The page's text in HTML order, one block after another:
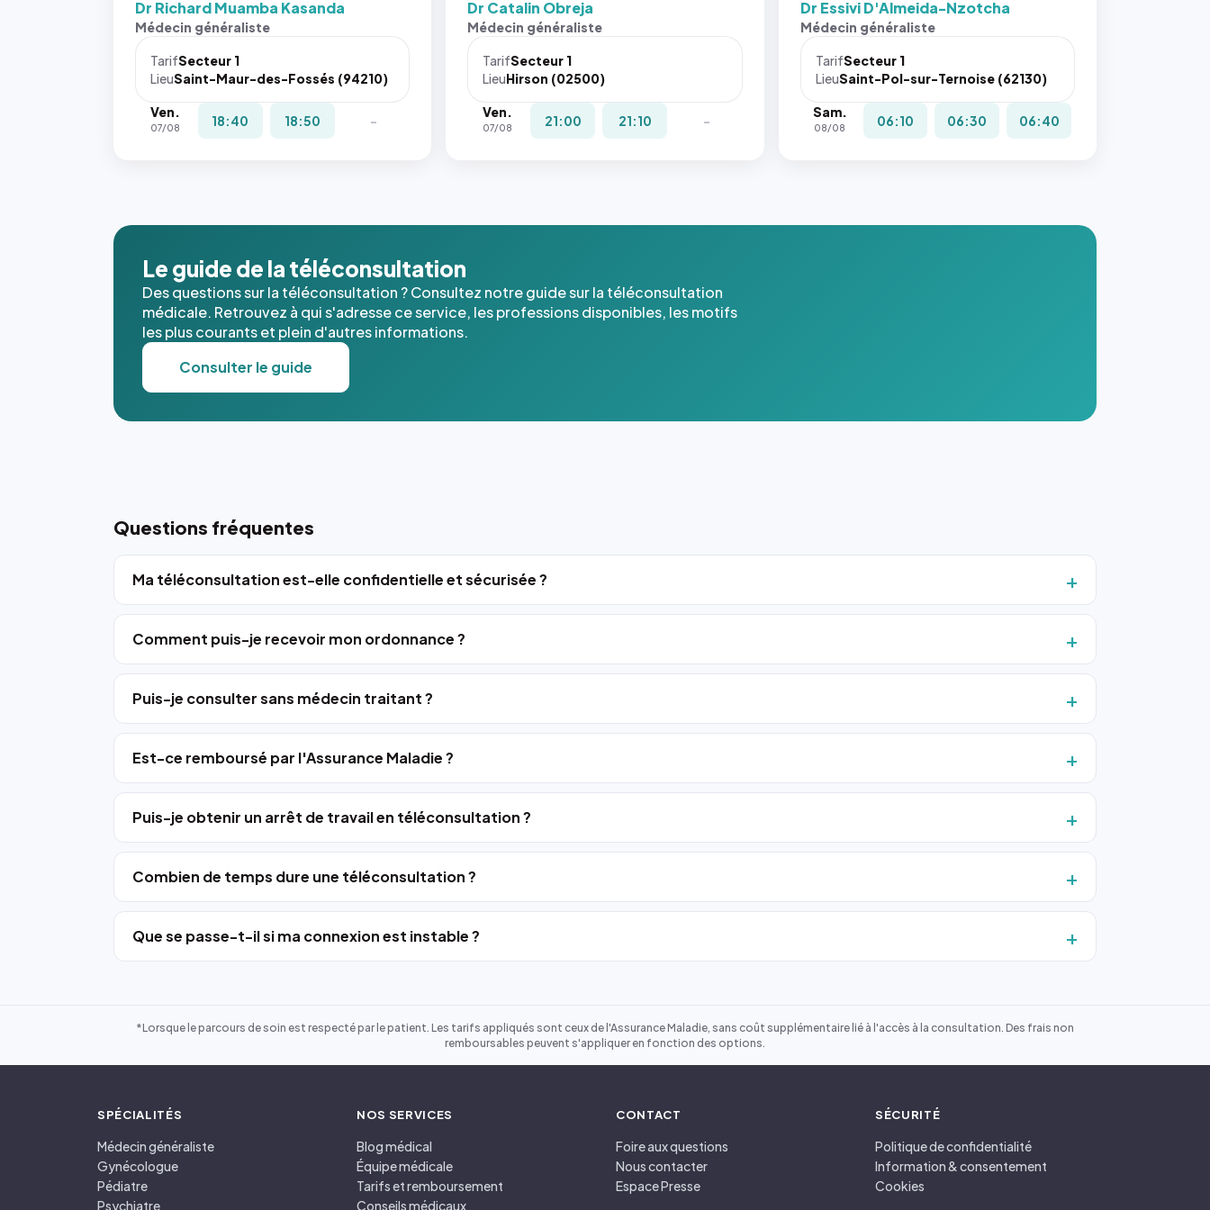
Sans ces
navigateur
pas la
place, et
l'annuaire
dans ce
cas. #}
Dr Richard Muamba Kasanda
Médecin généraliste
TarifSecteur 1
LieuSaint-Maur-des-Fossés (94210)
Ven.
07/08 18:40 18:50 -
Sans ces
navigateur
pas la
place, et
cas. #}
Dr Catalin Obreja
Médecin généraliste
TarifSecteur 1
LieuHirson (02500)
Ven.
07/08 21:00 21:10 -
Sans ces
navigateur
pas la
place, et
Dr Essivi D'Almeida-Nzotcha
Médecin généraliste
TarifSecteur 1
LieuSaint-Pol-sur-Ternoise (62130)
Sam.
08/08 06:10 06:30 06:40
Le guide de la téléconsultation
Des questions sur la téléconsultation ? Consultez notre guide sur la téléconsultation
médicale. Retrouvez à qui s'adresse ce service, les professions disponibles, les motifs
les plus courants et plein d'autres informations.
Consulter le guide
Questions fréquentes
Ma téléconsultation est-elle confidentielle et sécurisée ?
Comment puis-je recevoir mon ordonnance ?
Puis-je consulter sans médecin traitant ?
Est-ce remboursé par l'Assurance Maladie ?
Puis-je obtenir un arrêt de travail en téléconsultation ?
Combien de temps dure une téléconsultation ?
Que se passe-t-il si ma connexion est instable ?
*Lorsque le parcours de soin est respecté par le patient. Les tarifs appliqués sont ceux de l'Assurance Maladie, sans coût supplémentaire lié à l'accès à la consultation. Des frais non
remboursables peuvent s'appliquer en fonction des options.
SPÉCIALITÉS
Médecin généraliste
Gynécologue
Pédiatre
Psychiatre
NOS SERVICES
Blog médical
Équipe médicale
Tarifs et remboursement
Conseils médicaux
CONTACT
Foire aux questions
Nous contacter
Espace Presse
SÉCURITÉ
Politique de confidentialité
Information & consentement
Cookies